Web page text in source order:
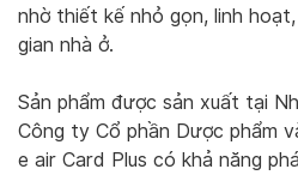
nhờ thiết kế nhỏ gọn, linh
gian nhà ở.
Sản phẩm được sản xuất tại
Công ty Cổ phần Dược phẩm
e air Card Plus có khả năng